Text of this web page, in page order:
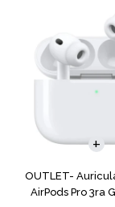
OUTLET-
AirPods Pro 3ra